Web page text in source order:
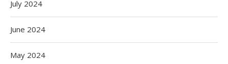
July 2024
June 2024
May 2024